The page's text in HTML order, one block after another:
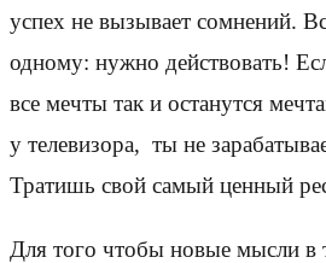
успех не вызывает сомнений.
одному: нужно действовать!
все мечты так и останутся
у телевизора, ты не
Тратишь свой самый ценный
Для того чтобы новые мысли в